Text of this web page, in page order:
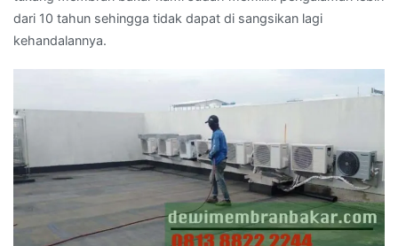
dari 10 tahun sehingga tidak dapat di sangsikan lagi
kehandalannya.